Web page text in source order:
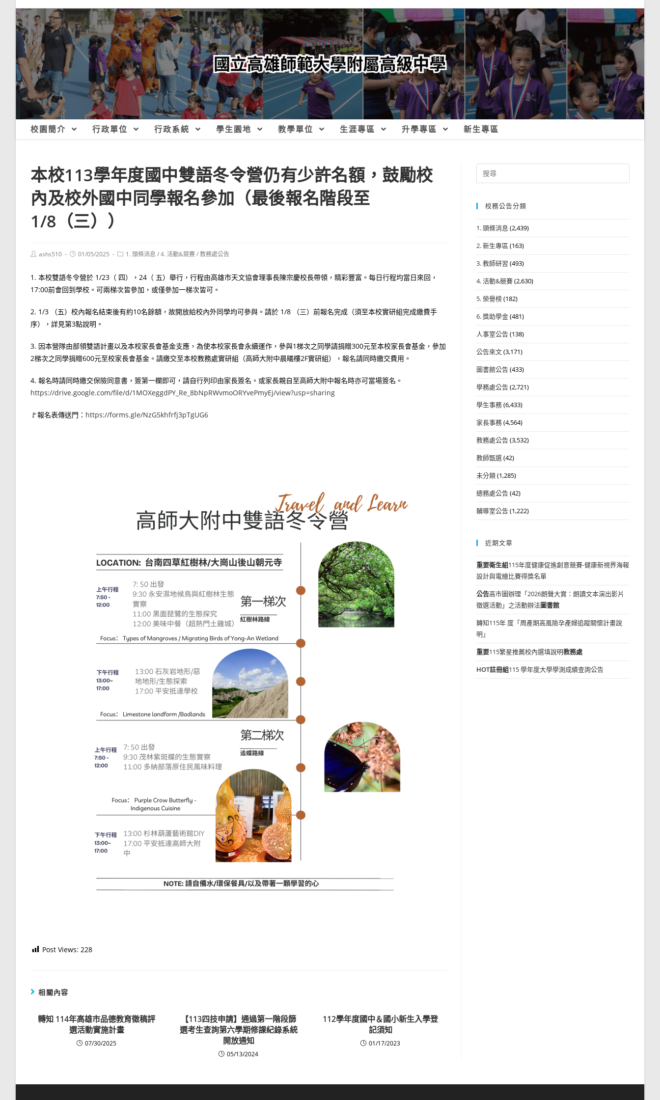
校園簡介 行政單位 行政系統 學生園地 教學單位 生涯專區 升學專區 新生專區
本校113學年度國中雙語冬令營仍有少許名額，鼓勵校
內及校外國中同學報名參加（最後報名階段至
1/8（三））
Postashs510
Post01/05/2025
Post1. 頭條消息 /4. 活動&競賽/教務處公告
1. 本校雙語冬令營於 1/23（ 四），24（ 五）舉行，行程由高雄市天文協會理事長陳宗慶校長帶領，精彩豐富。每日行程均當日來回，
17:00前會回到學校。可兩梯次皆參加，或僅參加一梯次皆可。
2. 1/3 （五）校內報名結束後有約10名餘額，故開放給校內外同學均可參與。請於 1/8 （三）前報名完成（須至本校實研組完成繳費手
序），詳見第3點說明。
3. 因本營隊由部領雙語計畫以及本校家長會基金支應，為使本校家長會永續運作，參與1梯次之同學請捐贈300元至本校家長會基金，參加
2梯次之同學捐贈600元至校家長會基金。請繳交至本校教務處實研組（高師大附中晨㬢樓2F實研組），報名請同時繳交費用。
4. 報名時請同時繳交保險同意書，簽第一欄即可，請自行列印由家長簽名。或家長親自至高師大附中報名時亦可當場簽名。
https://drive.google.com/file/d/1MOXeggdPY_Re_8bNpRWvmoORYvePmyEj/view?usp=sharing
🚩報名表傳送門： https://forms.gle/NzG5khfrfj3pTgUG6
Post Views: 228
相關內容
轉知 114年高雄市品德教育徵稿評
選活動實施計畫
07/30/2025
【113四技申請】通過第一階段篩
選考生查詢第六學期修課紀錄系統
開放通知
05/13/2024
112學年度國中＆國小新生入學登
記須知
01/17/2023
Search
for:
校務公告分類
1. 頭條消息 (2,439)
2. 新生專區 (163)
3. 教師研習 (493)
4. 活動&競賽(2,630)
5. 榮譽榜(182)
6. 獎助學金(481)
人事室公告(138)
公告來文(3,171)
圖書館公告(433)
學務處公告(2,721)
學生事務(6,433)
家長事務(4,564)
教務處公告(3,532)
教師甄選(42)
未分類(1,285)
總務處公告(42)
輔導室公告(1,222)
近期文章
重要衛生組115年度健康促進創意競賽-健康新視界海報
設計與電繪比賽得獎名單
公告高市圖辦理「2026朗聲大賞：朗讀文本演出影片
徵選活動」之活動辦法圖書館
轉知115年 度「周產期高風險孕產婦追蹤關懷計畫說
明」
重要115繁星推薦校內選填說明教務處
HOT註冊組115 學年度大學學測成績查詢公告